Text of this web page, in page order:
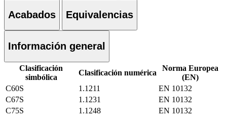
Acabados Equivalencias
Información general
Clasificación
simbólica
Clasificación numérica
Norma Europea
(EN)
C60S
1.1211
EN 10132
C67S
1.1231
EN 10132
C75S
1.1248 EN 10132